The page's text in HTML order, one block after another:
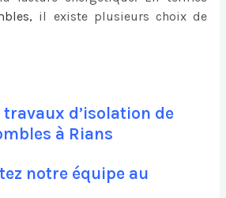
, il existe plusieurs choix de
travaux d’isolation de
à Rians
notre équipe au